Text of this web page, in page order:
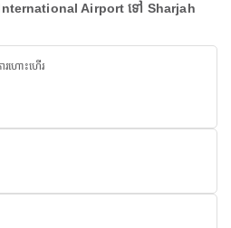
Airport ទៅ Sharjah
រហោះហើរ